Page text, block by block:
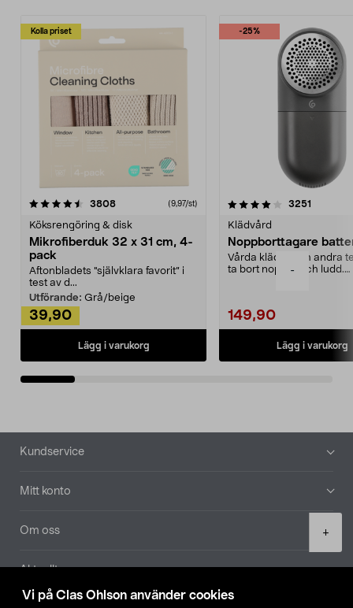
Vi på Clas Ohlson använder cookies
-
+
Kolla priset
3808recensioner (9,97/st)
Köksrengöring & disk
Mikrofiberduk 32 x 31 cm, 4-
pack
Aftonbladets "självklara favorit” i
test av d...
Utförande: Grå/beige
39,90
Lägg i varukorg
-25%
4.0av 5 stjärnor 3251
Klädvård
Noppborttagare
Vårda kläder och andra
ta bort noppor och ludd.
149,90
Lägg i varukorg
4.5av 5 stjärnor
Sidfot
Kundservice
Mitt konto
Om oss
Aktuellt